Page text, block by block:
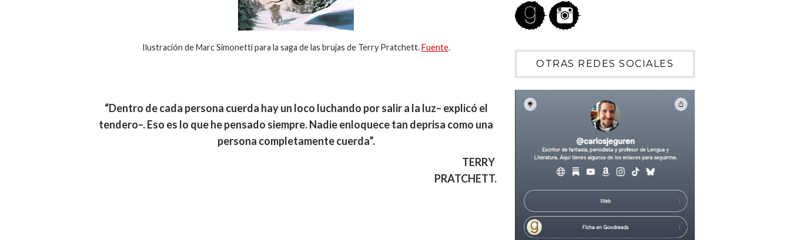
Ilustración de Marc Simonetti para la saga de las brujas de Terry Pratchett.Fuente.
“Dentro de cada persona cuerda hay un loco luchando por salir a la luz– explicó el
tendero–. Eso es lo que he pensado siempre. Nadie enloquece tan deprisa como una
persona completamente cuerda”.
TERRY
PRATCHETT.
OTRAS REDES SOCIALES